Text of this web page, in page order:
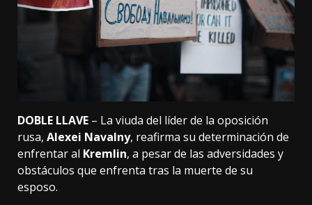
DOBLE LLAVE – La viuda del líder de la oposición
rusa, Alexei Navalny, reafirma su determinación de
enfrentar al Kremlin, a pesar de las adversidades y
obstáculos que enfrenta tras la muerte de su
esposo.